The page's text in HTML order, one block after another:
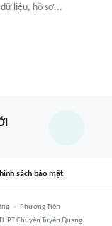
liệu, hồ sơ...
sách bảo mật
Phương Tiện
Chuyên Tuyên Quang